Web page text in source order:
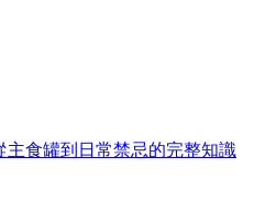
主食罐到日常禁忌的完整知識